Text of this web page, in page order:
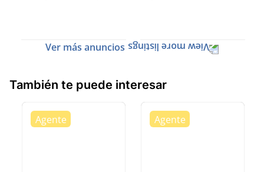
Ver más anuncios
También te puede interesar